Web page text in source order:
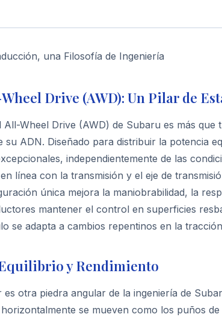
una Filosofía de Ingeniería
Drive (AWD): Un Pilar de
All-Wheel Drive (AWD) de Subaru es más
su ADN. Diseñado para distribuir la potencia
independientemente de las
línea con la transmisión y el eje de
única mejora la maniobrabilidad, la
mantener el control en superficies
se adapta a cambios repentinos en la
y Rendimiento
otra piedra angular de la ingeniería de
se mueven como los puños